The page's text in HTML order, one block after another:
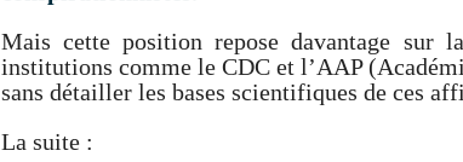
Mais cette position repose davantage sur
institutions comme le CDC et l’AAP
sans détailler les bases scientifiques de ces
La suite :